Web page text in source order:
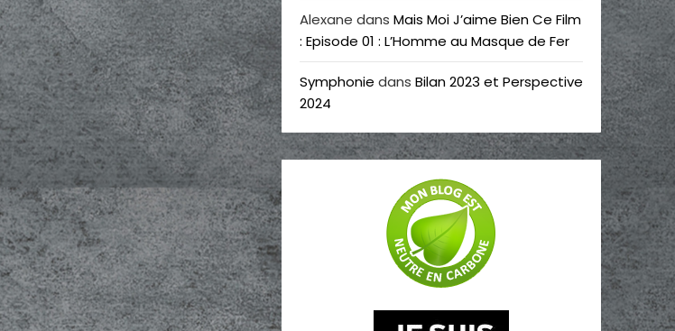
Alexane dans Mais Moi J’aime Bien Ce Film
: Episode 01 : L’Homme au Masque de Fer
Symphonie dans Bilan 2023 et Perspective
2024